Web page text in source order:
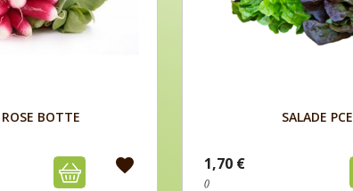
AperçuBOTTE
favorite
 Aperçu
SALADE PCE
1,70 €
()